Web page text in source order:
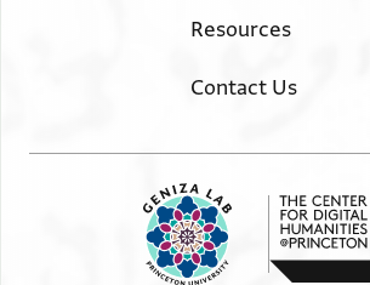
גדולים ובעת החרף היה קונה להם כל
ובעת המס היה לנו כמגן והיה נותן
אלהינו לא נטשנו ולא עזבנו ויקם
ולמגן להסתיר ולכ[סות]
נפשך וישלחך אלהים לשום לנו שארית
לנו לפליטה גדולה [כאשר היה]
ככ ועתה לא אתם שלחתם אותי וגו כי
Resources
Contact Us